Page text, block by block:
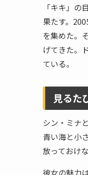
「キキ」
果たす。
を集めた。
げてきた。
ている。
見るた
シン・ミナ
青い海と小
放っておけ
彼女の魅力